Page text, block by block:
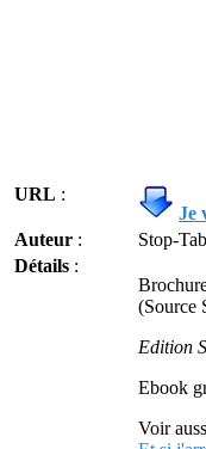
URL :
Je
Auteur :
Stop-
Détails :
(Source
Edition
Ebook
Voir